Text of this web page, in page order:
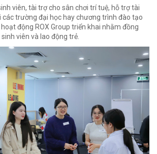
viên, tài trợ cho sân chơi trí tuệ, hỗ trợ tài
các trường đại học hay chương trình đào tạo
động ROX Group triển khai nhằm đồng
viên và lao động trẻ.